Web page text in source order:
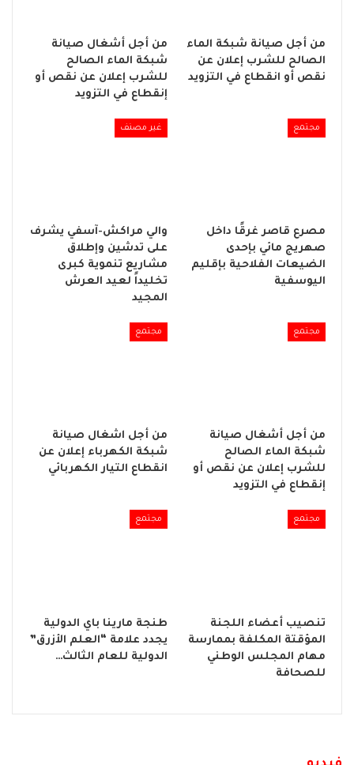
من أجل صيانة شبكة الماء
الصالح للشرب إعلان عن
نقص أو انقطاع في التزويد
من أجل أشغال صيانة
شبكة الماء الصالح
للشرب إعلان عن نقص أو
إنقطاع في التزويد
مجتمع
مصرع قاصر غرقًا داخل
صهريج مائي بإحدى
الضيعات الفلاحية بإقليم
اليوسفية
غير مصنف
والي مراكش-آسفي يشرف
على تدشين وإطلاق
مشاريع تنموية كبرى
تخليداً لعيد العرش
المجيد
مجتمع
من أجل أشغال صيانة
شبكة الماء الصالح
للشرب إعلان عن نقص أو
إنقطاع في التزويد
مجتمع
من أجل اشغال صيانة
شبكة الكهرباء إعلان عن
انقطاع التيار الكهربائي
مجتمع
تنصيب أعضاء اللجنة
المؤقتة المكلفة بممارسة
مهام المجلس الوطني
للصحافة
مجتمع
طنجة مارينا باي الدولية
يجدد علامة “العلم الأزرق”
الدولية للعام الثالث…